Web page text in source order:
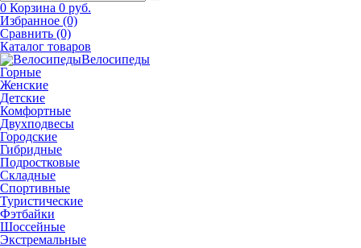
0 Корзина 0 руб.
Избранное (0)
Сравнить (0)
Каталог товаров
Велосипеды
Горные
Женские
Детские
Комфортные
Двухподвесы
Городские
Гибридные
Подростковые
Складные
Спортивные
Туристические
Фэтбайки
Шоссейные
Экстремальные